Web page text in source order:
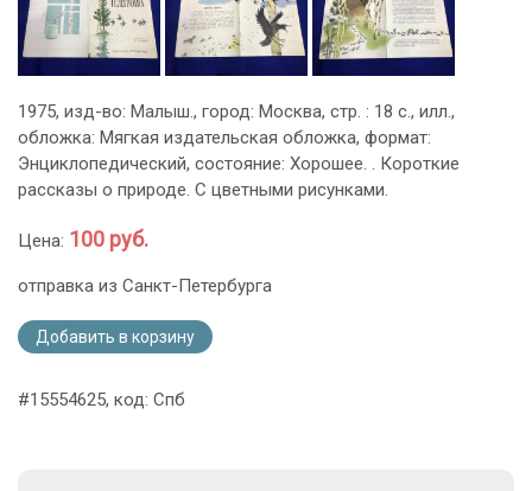
1975, изд-во: Малыш., город: Москва, стр. : 18 с., илл.,
обложка: Мягкая издательская обложка, формат:
Энциклопедический, состояние: Хорошее. . Короткие
рассказы о природе. С цветными рисунками.
Цена: 100 руб.
отправка из Санкт-Петербурга
Добавить в корзину
#15554625, код: Спб